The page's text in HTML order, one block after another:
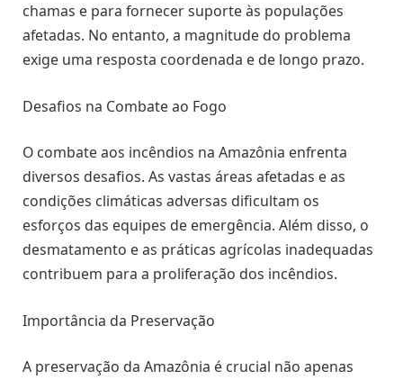
chamas e para fornecer suporte às populações
afetadas. No entanto, a magnitude do problema
exige uma resposta coordenada e de longo prazo.
Desafios na Combate ao Fogo
O combate aos incêndios na Amazônia enfrenta
diversos desafios. As vastas áreas afetadas e as
condições climáticas adversas dificultam os
esforços das equipes de emergência. Além disso, o
desmatamento e as práticas agrícolas inadequadas
contribuem para a proliferação dos incêndios.
Importância da Preservação
A preservação da Amazônia é crucial não apenas